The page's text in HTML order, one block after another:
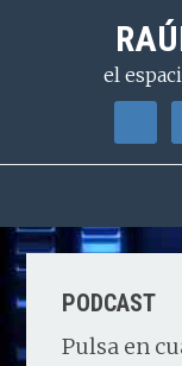
contenidoel
PODCAST
Pulsa en